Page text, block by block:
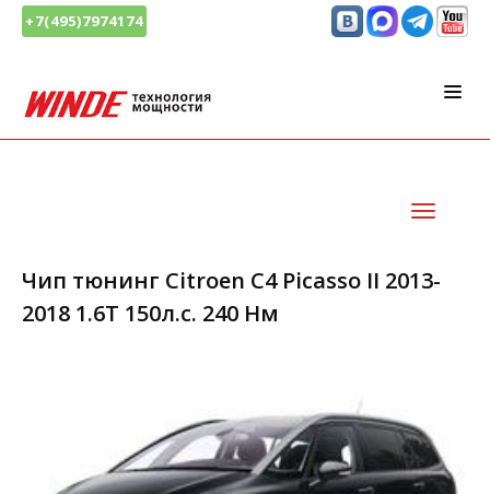
+7(495)7974174
Чип тюнинг Citroen C4 Picasso II 2013-
2018 1.6T 150л.с. 240 Нм